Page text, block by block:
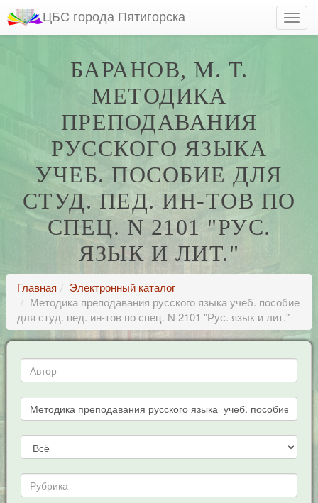
ЦБС города Пятигорска
БАРАНОВ, М. Т.
МЕТОДИКА
ПРЕПОДАВАНИЯ
РУССКОГО ЯЗЫКА
УЧЕБ. ПОСОБИЕ ДЛЯ
СТУД. ПЕД. ИН-ТОВ ПО
СПЕЦ. N 2101 "РУС.
ЯЗЫК И ЛИТ."
Главная
Электронный каталог
Методика преподавания русского языка учеб. пособие
для студ. пед. ин-тов по спец. N 2101 "Рус. язык и лит."